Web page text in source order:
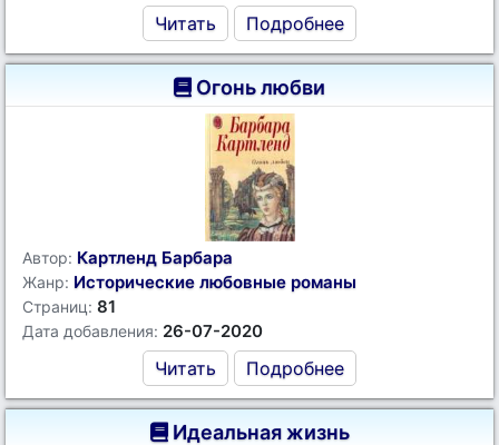
Читать Подробнее
Огонь любви
Автор: Картленд Барбара
Жанр: Исторические любовные романы
Страниц: 81
Дата добавления: 26-07-2020
Читать Подробнее
Идеальная жизнь